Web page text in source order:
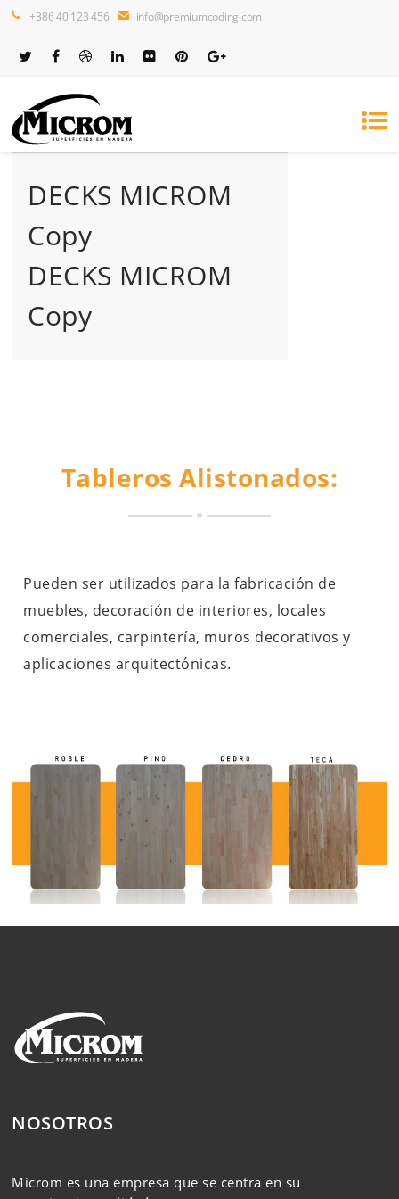
+386 40 123 456 info@premiumcoding.com
DECKS MICROM
Copy
DECKS MICROM
Copy
Tableros Alistonados:
Pueden ser utilizados para la fabricación de
muebles, decoración de interiores, locales
comerciales, carpintería, muros decorativos y
aplicaciones arquitectónicas.
NOSOTROS
Microm es una empresa que se centra en su